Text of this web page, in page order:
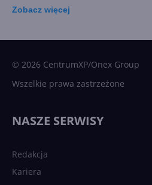
Zobacz więcej
© 2026 CentrumXP/Onex Group
Wszelkie prawa zastrzeżone
NASZE SERWISY
Redakcja
Kariera